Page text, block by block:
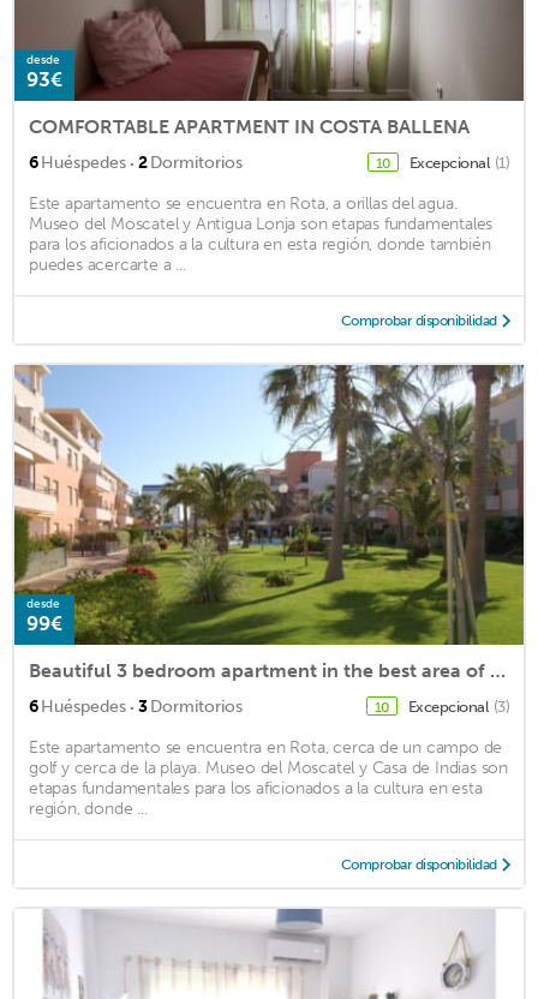
desde
93€
COMFORTABLE APARTMENT IN COSTA BALLENA
6Huéspedes · 2Dormitorios 10 Excepcional (1)
Este apartamento se encuentra en Rota, a orillas del agua.
Museo del Moscatel y Antigua Lonja son etapas fundamentales
para los aficionados a la cultura en esta región, donde también
puedes acercarte a ...
Comprobar disponibilidad
desde
99€
Beautiful 3 bedroom apartment in the best area of Costa Ballena
6Huéspedes · 3Dormitorios 10 Excepcional (3)
Este apartamento se encuentra en Rota, cerca de un campo de
golf y cerca de la playa. Museo del Moscatel y Casa de Indias son
etapas fundamentales para los aficionados a la cultura en esta
región, donde ...
Comprobar disponibilidad